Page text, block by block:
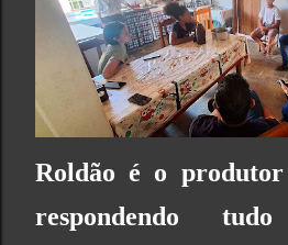
Roldão é o
respondendo